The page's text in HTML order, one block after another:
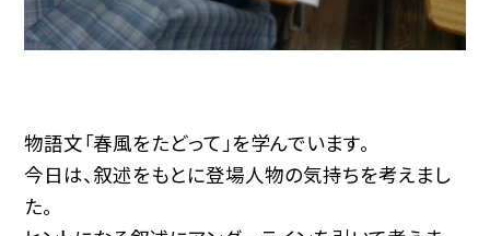
物語文「春風をたどって」を学んでいます。
今日は、叙述をもとに登場人物の気持ちを考えまし
た。